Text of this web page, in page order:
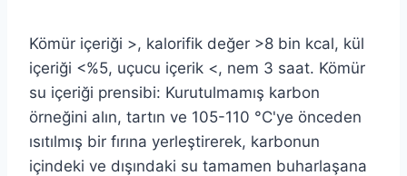
Kömür içeriği >, kalorifik değer >8 bin kcal, kül
içeriği <%5, uçucu içerik <, nem 3 saat. Kömür
su içeriği prensibi: Kurutulmamış karbon
örneğini alın, tartın ve 105-110 °C'ye önceden
ısıtılmış bir fırına yerleştirerek, karbonun
içindeki ve dışındaki su tamamen buharlaşana